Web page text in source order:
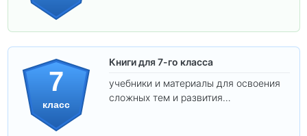
7
класс
Книги для 7-го класса
учебники и материалы для освоения
сложных тем и развития